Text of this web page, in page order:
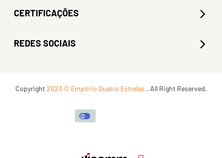
CERTIFICAÇÕES
REDES SOCIAIS
Copyright2023 © Empório Quatro Estrelas.. All Right Reserved.